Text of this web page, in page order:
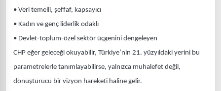
• Veri temelli, şeffaf, kapsayıcı
• Kadın ve genç liderlik odaklı
• Devlet-toplum-özel sektör üçgenini dengeleyen
CHP eğer geleceği okuyabilir, Türkiye’nin 21. yüzyıldaki yerini bu
parametrelerle tanımlayabilirse, yalnızca muhalefet değil,
dönüştürücü bir vizyon hareketi haline gelir.